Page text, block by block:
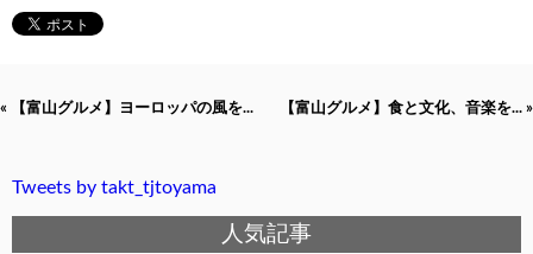
« 【富山グルメ】ヨーロッパの風を... 【富山グルメ】食と文化、音楽を... »
Tweets by takt_tjtoyama
人気記事